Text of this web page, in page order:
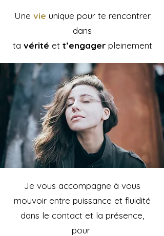
Une vie unique pour te rencontrer
dans
ta vérité et t’engagerpleinement
Je vous accompagne à vous
mouvoir entre puissance et fluidité
dans le contact et la présence,
pour